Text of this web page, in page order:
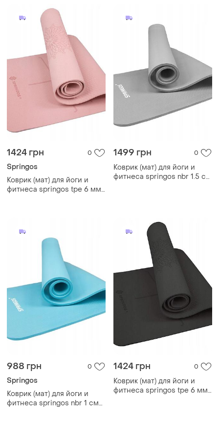
1424 грн 0
Springos
Коврик (мат) для йоги и
фитнеса springos tpe 6 мм
1499 грн 0
Коврик (мат) для йоги и
фитнеса springos nbr 1.5 см
988 грн 0
Springos
Коврик (мат) для йоги и
фитнеса springos nbr 1 см
1424 грн 0
Коврик (мат) для йоги и
фитнеса springos tpe 6 мм